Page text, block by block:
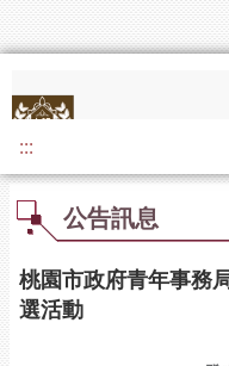
:::
公告訊息
桃園市政府青年事務
選活動